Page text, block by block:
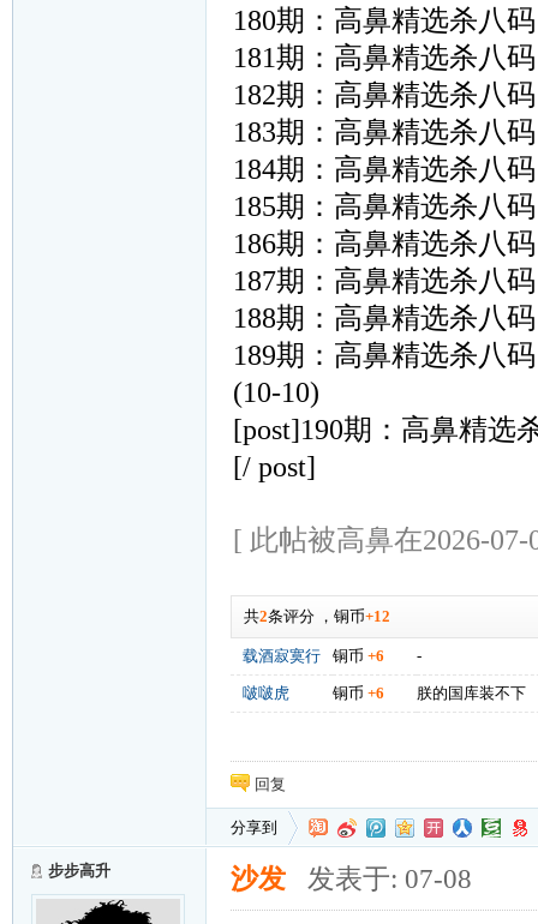
180期：高鼻精选杀八
181期：高鼻精选杀八
182期：高鼻精选杀八
183期：高鼻精选杀八
184期：高鼻精选杀八
185期：高鼻精选杀八
186期：高鼻精选杀八
187期：高鼻精选杀八
188期：高鼻精选杀八
189期：高鼻精选杀八
(10-10)
[post]190期：高鼻精选
[/ post]
[ 此帖被高鼻在2026-
共2条评分， 铜币+12
载酒寂寞行 铜币 +6 -
啵啵虎 铜币 +6 朕的国库装不下
回复
分享到
步步高升 沙发 发表于: 07-08